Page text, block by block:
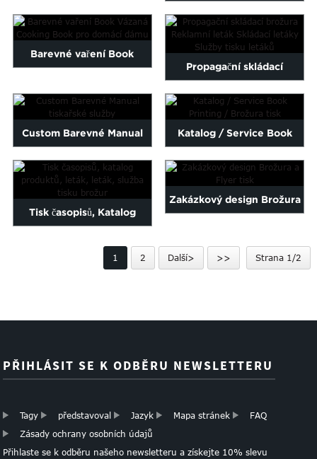
Samoan
Thai
Zulu
tiskařské služby Flyer B ...
Barevné vaření Book
Propagační skládací
brožura Reklamní leták ...
Custom Barevné Manual
tiskařské služby
Katalog / Service Book
Printing / Brožura tisk
Tisk časopisů, Katalog
Zakázkový design Brožura
1 2 Další> >> Strana 1/2
PŘIHLÁSIT SE K ODBĚRU NEWSLETTERU
Tagy představoval Jazyk Mapa stránek
FAQ
Zásady ochrany osobních údajů
Přihlaste se k odběru našeho newsletteru a získejte 10% slevu